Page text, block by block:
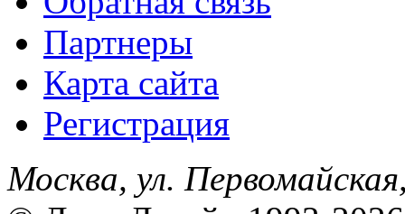
Партнеры
Карта сайта
Регистрация
Москва, ул.